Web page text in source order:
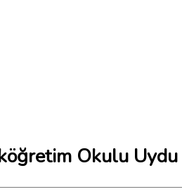
Okulu Uydu